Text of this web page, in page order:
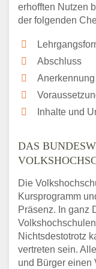
erhofften Nutzen
der folgenden
Abschluss
Anerkennung
Inhalte und
DAS
Die
Kursprogramm
Präsenz. In ganz
Nichtsdestotrotz
vertreten sein.
und Bürger einen